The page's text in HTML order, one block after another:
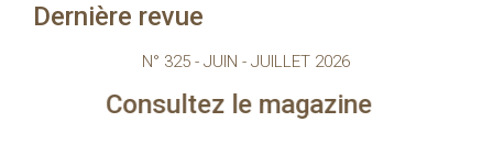
Dernière revue
N° 325 - JUIN - JUILLET 2026
le magazine